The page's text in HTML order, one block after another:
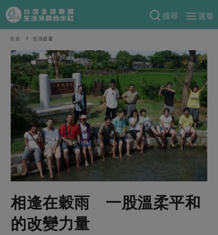
搜尋
選單
產品分類
當季蔬果
一籃菜 當令水果
芽苗類 蕈菇類
辛香料類
奶蛋豆・五穀
蛋 乳製品
豆製品
肉品・水產
畜產肉類
食譜料理
食材
米食
麵食
肉食
海鮮
常備菜
蛋料理
特別企畫
預購活動
把最好的台灣味帶回家！
防災用品預購圓滿結束
2026年端午節預購圓滿結束
更多預購活動
當季產品
傳到心坎裡，誠心又澎派
綠主張
觀點文章
主婦食堂 一籃菜真心話
社內大小事
樂齡生活 親子食育
廚房瑜伽
關於合作社
認識合作社
關於我們
合作社組織
員工與求才
重要公告
首頁 生活提案
相逢在穀雨 一股溫柔平和
的改變力量